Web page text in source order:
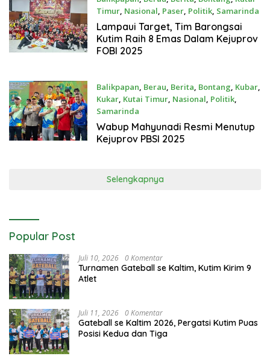
Timur, Nasional, Paser, Politik, Samarinda
Oktober 26, 2025
Lampaui Target, Tim Barongsai
Kutim Raih 8 Emas Dalam Kejuprov
FOBI 2025
Balikpapan, Berau, Berita, Bontang, Kubar,
Kukar, Kutai Timur, Nasional, Politik,
Samarinda
Oktober 26, 2025
Wabup Mahyunadi Resmi Menutup
Kejuprov PBSI 2025
Selengkapnya
Popular Post
Juli 10, 2026 0 Komentar
Turnamen Gateball se Kaltim, Kutim Kirim 9
Atlet
Juli 11, 2026 0 Komentar
Gateball se Kaltim 2026, Pergatsi Kutim Puas
Posisi Kedua dan Tiga